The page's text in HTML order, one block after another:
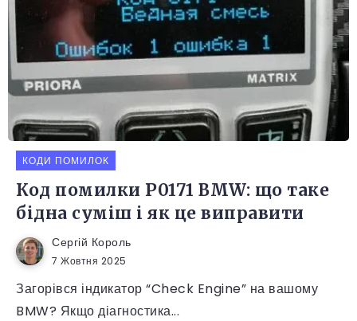
КОДИ ПОМИЛОК
Код помилки P0171 BMW: що таке
бідна суміш і як це виправити
Сергій Король
7 Жовтня 2025
Загорівся індикатор “Check Engine” на вашому
BMW? Якщо діагностика...